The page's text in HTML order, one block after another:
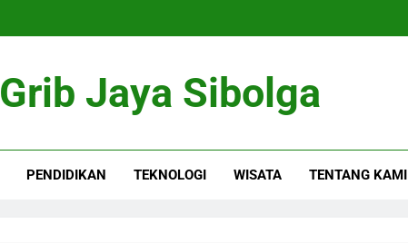
Grib Jaya Sibolga
PENDIDIKAN TEKNOLOGI WISATA TENTANG KAMI